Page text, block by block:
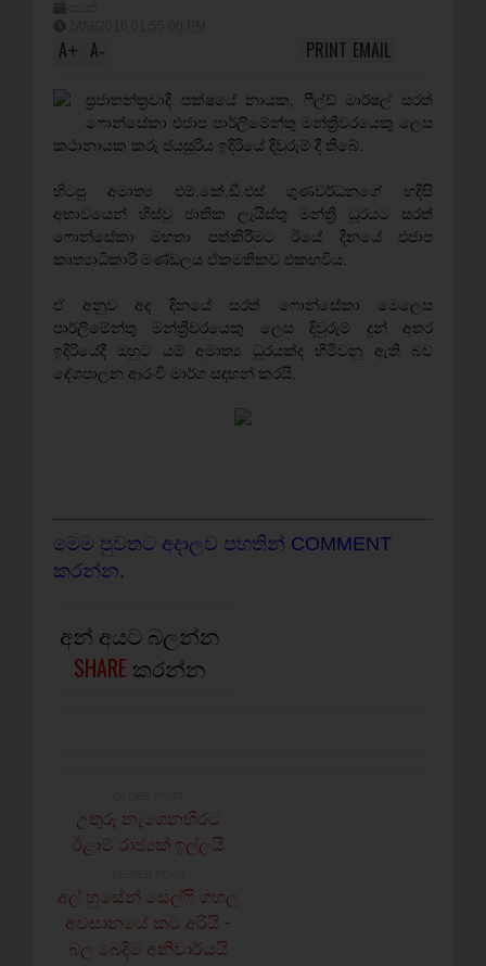
A+ A- EMAIL
PRINT
ප්‍රජාතන්ත්‍රවාදී පක්ෂයේ නායක, ෆීල්ඩ් මාර්ෂල් සරත්
ෆොන්සේකා එජාප පාර්ලිමේන්තු මන්ත්‍රීවරයෙකු ලෙස
කථානායක කරූ ජයසූරිය ඉදිරියේ දිවුරුම් දී තිබේ.
හිටපු අමාත්‍ය එම්.කේ.ඩී.එස් ගුණවර්ධනගේ හදිසි
අභාවයෙන් හිස්වූ ජාතික ලැයිස්තු මන්ත්‍රී ධූරයට සරත්
ෆොන්සේකා මහතා පත්කිරීමට ඊයේ දිනයේ එජාප
කෘත්‍යාධිකාරී මණ්ඩලය ඒකමතිකව එකඟවිය.
ඒ අනුව අද දිනයේ සරත් ෆොන්සේකා මෙලෙස
පාර්ලිමේන්තු මන්ත්‍රීවරයෙකු ලෙස දිවුරුම් දුන් අතර
ඉදිරියේදී ඔහුට යම් අමාත්‍ය ධූරයක්ද හිමිවනු ඇති බව
දේශපාලන ආරංචි මාර්ග සඳහන් කරයි.
මෙම පුවතට අදාලව පහතින් COMMENT
කරන්න.
අන් අයට බලන්න
SHARE කරන්න
උතුරු නැගෙනහිරට
ඊළාම් රාජ්‍යක් ඉල්ලයි
අල් හුසේන් සෙල්ෆි ගහල
අවසානයේ කට අරියි -
බල බෙදීම අනිවාර්යයි